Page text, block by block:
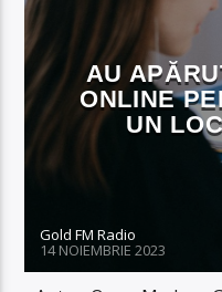
AU
ONLINE
UN
Gold FM Radio
14 NOIEMBRIE 2023